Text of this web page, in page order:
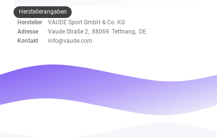
Herstellerangaben
Hersteller
VAUDE Sport GmbH & Co. KG
Adresse
Vaude Straße 2, 88069 Tettnang, DE
Kontakt
info@vaude.com